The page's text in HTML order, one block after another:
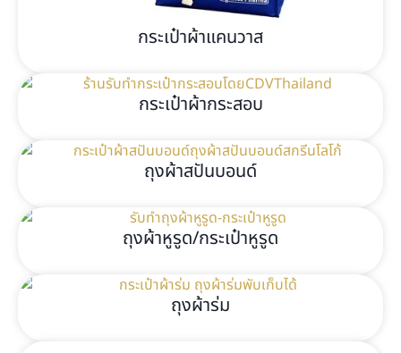
กระเป๋าผ้าแคนวาส
กระเป๋าผ้ากระสอบ
ถุงผ้าสปันบอนด์
ถุงผ้าหูรูด/กระเป๋าหูรูด
ถุงผ้าร่ม